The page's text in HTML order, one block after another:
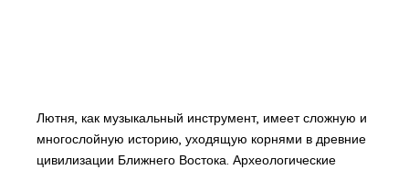
Лютня, как музыкальный инструмент, имеет сложную и
многослойную историю, уходящую корнями в древние
цивилизации Ближнего Востока. Археологические